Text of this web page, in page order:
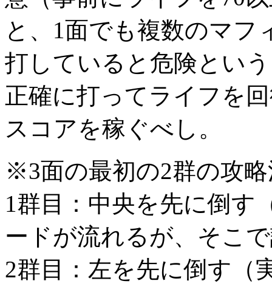
と、1面でも複数のマフ
打していると危険とい
正確に打ってライフを
スコアを稼ぐべし。
※3面の最初の2群の攻
1群目：中央を先に倒す
ードが流れるが、そこ
2群目：左を先に倒す（